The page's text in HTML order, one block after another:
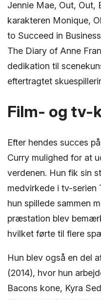
Jennie Mae, Out, Out,
karakteren Monique,
to Succeed in
The Diary of Anne
dedikation til
eftertragtet
Film- og tv-
Efter hendes succes
Curry mulighed for at
verdenen. Hun fik sin
medvirkede i tv-serien
hun spillede sammen
præstation blev
hvilket førte til flere
Hun blev også en del
(2014), hvor hun
Bacons kone, Kyra